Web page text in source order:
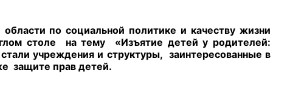
ОБРАТНАЯ СВЯЗЬ
по социальной политике и качеству жизни
столе на тему «Изъятие детей у родителей:
учреждения и структуры, заинтересованные в
защите прав детей.